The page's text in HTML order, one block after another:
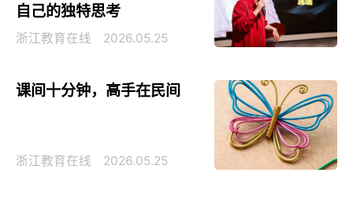
自己的独特思考
浙江教育在线 2026.05.25
课间十分钟，高手在民间
浙江教育在线 2026.05.25